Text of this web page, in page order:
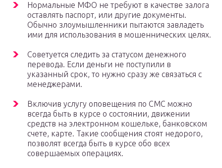
Нормальные МФО не требуют в качестве залога
оставлять паспорт, или другие документы.
Обычно злоумышленники пытаются завладеть
ими для использования в мошеннических целях.
Советуется следить за статусом денежного
перевода. Если деньги не поступили в
указанный срок, то нужно сразу же связаться с
менеджерами.
Включив услугу оповещения по СМС можно
всегда быть в курсе о состоянии, движении
средств на электронном кошельке, банковском
счете, карте. Такие сообщения стоят недорого,
позволят всегда быть в курсе обо всех
совершаемых операциях.